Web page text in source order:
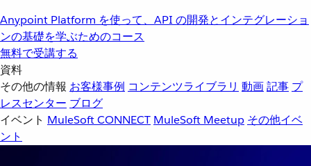
Anypoint Platform を使って、API の開発とインテグレーショ
ンの基礎を学ぶためのコース
無料で受講する
資料
その他の情報 お客様事例 コンテンツライブラリ 動画記事 プ
レスセンター ブログ
イベント MuleSoft CONNECT MuleSoft Meetup その他イベ
ント